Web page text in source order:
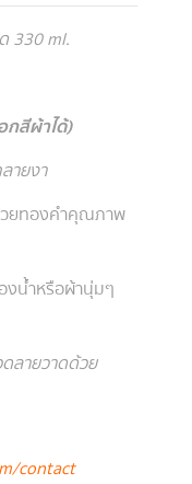
330 ml.
กสีผ้าได้)
ายงา
ยทองคำคุณภาพ
งน้ำหรือผ้านุ่มๆ
ดลายวาดด้วย
contact